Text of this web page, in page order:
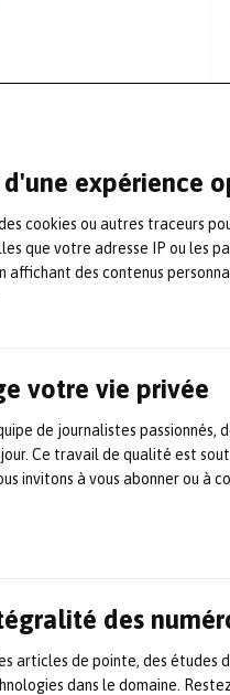
expérience
cookies ou autres traceurs
que votre adresse IP ou les
des contenus
votre vie privée
de journalistes passionnés,
Ce travail de qualité est
invitons à vous abonner ou à
des
articles de pointe, des études
dans le domaine.